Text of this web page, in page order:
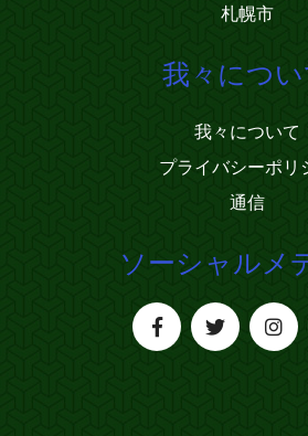
札幌市
我々につい
我々について
プライバシーポリ
通信
ソーシャルメ